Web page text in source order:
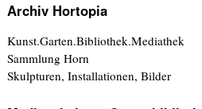
Archiv Hortopia
Kunst.Garten.Bibliothek.Mediathek
Sammlung Horn
Skulpturen, Installationen, Bilder